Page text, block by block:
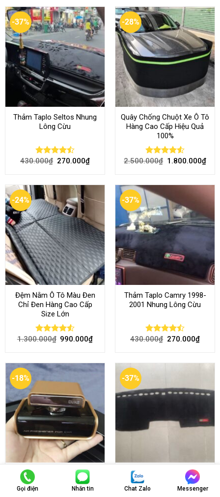
-37%
Thảm Taplo Seltos Nhung
Lông Cừu
Rated
430.000₫ 270.000₫
-28%
Quây Chống Chuột Xe Ô Tô
Hàng Cao Cấp Hiệu Quả
100%
Rated 4.51
2.500.000₫ 1.800.000₫
-24%
Đệm Nằm Ô Tô Màu Đen
Chỉ Đen Hàng Cao Cấp
Size Lớn
Rated 4.54
1.300.000₫ 990.000₫
-37%
Thảm Taplo Camry 1998-
2001 Nhung Lông Cừu
Rated
430.000₫ 270.000₫
-18%
Nước Hoa Ô Tô Duke Cao
Cấp Hương Cà Phê
-37%
Thảm Taplo Ford Ranger
2023+ Nhung Lông Cừu
Gọi điện Nhắn tin Chat Zalo Messenger